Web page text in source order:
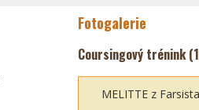
Fotogalerie
Coursingový trénink
MELITTE z